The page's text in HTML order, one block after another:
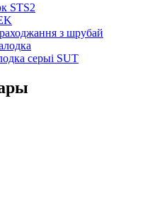
STS2
з шрубай
серыі SUT